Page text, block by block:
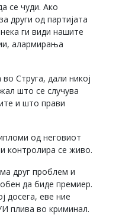
се чуди. Ако
други од партијата
ги види нашите
алармирања
Струга, дали никој
што се случува
и што прави
од неговиот
контролира се живо.
друг проблем и
да биде премиер.
досега, еве ние
плива во криминал.